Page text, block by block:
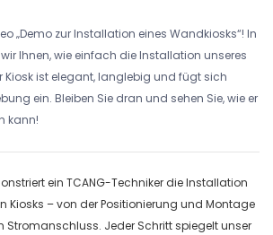
„Demo zur Installation eines Wandkiosks“! In
Ihnen, wie einfach die Installation unseres
Kiosk ist elegant, langlebig und fügt sich
ein. Bleiben Sie dran und sehen Sie, wie er
kann!
ein TCANG-Techniker die Installation
Kiosks – von der Positionierung und Montage
Stromanschluss. Jeder Schritt spiegelt unser